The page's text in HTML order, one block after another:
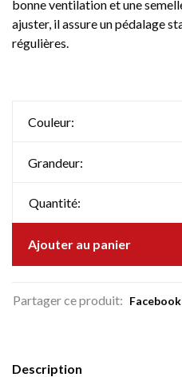
bonne ventilation et une
ajuster, il assure un pédalage
régulières.
Couleur:
Grandeur:
Quantité:
Ajouter au panier
Partager ce produit: Facebook
Description